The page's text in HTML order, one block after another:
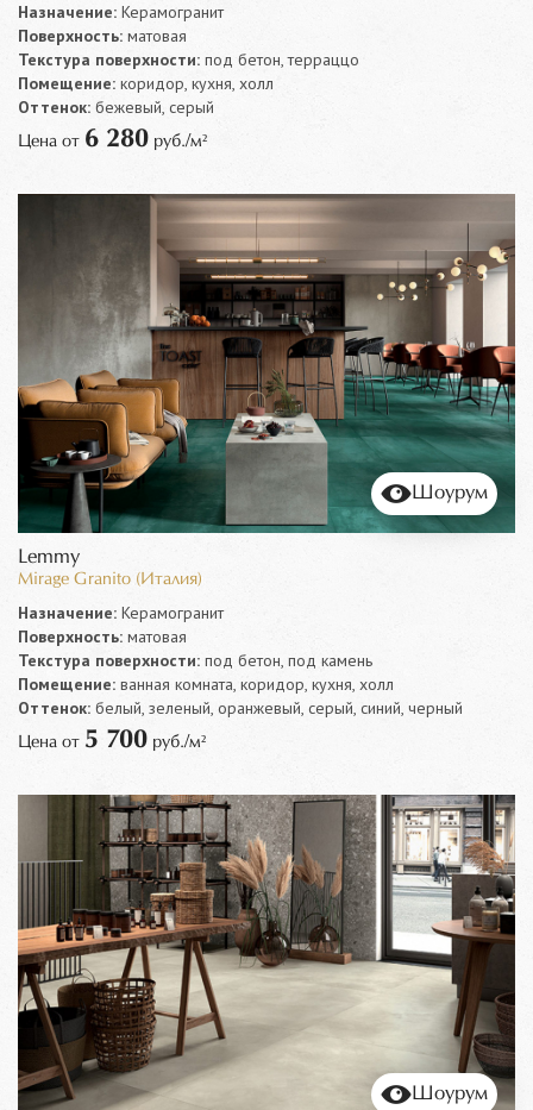
Назначение: Керамогранит
Поверхность: матовая
Текстура поверхности: под бетон, терраццо
Помещение: коридор, кухня, холл
Оттенок: бежевый, серый
Цена от 6 280 руб./м²
Шоурум
Lemmy
Mirage Granito (Италия)
Назначение: Керамогранит
Поверхность: матовая
Текстура поверхности: под бетон, под камень
Помещение: ванная комната, коридор, кухня, холл
Оттенок: белый, зеленый, оранжевый, серый, синий, черный
Цена от 5 700 руб./м²
Шоурум